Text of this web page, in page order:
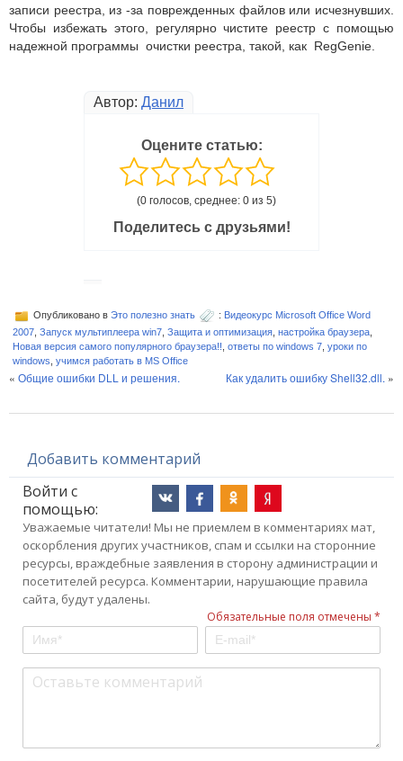
записи реестра, из -за поврежденных файлов или исчезнувших.
Чтобы избежать этого, регулярно чистите реестр с помощью
надежной программы очистки реестра, такой, как RegGenie.
Автор: Данил
Оцените статью:
(0 голосов, среднее: 0 из 5)
Поделитесь с друзьями!
Опубликовано в Это полезно знать : Видеокурс Microsoft Office Word
2007 Запуск мультиплеера win7 Защита и оптимизация настройка браузера
Новая версия самого популярного браузера!! ответы по windows 7 уроки по
windows учимся работать в MS Office
« Общие ошибки DLL и решения. Как удалить ошибку Shell32.dll. »
Добавить комментарий
Войти с
помощью:
Уважаемые читатели! Мы не приемлем в комментариях мат,
оскорбления других участников, спам и ссылки на сторонние
ресурсы, враждебные заявления в сторону администрации и
посетителей ресурса. Комментарии, нарушающие правила
сайта, будут удалены.
Обязательные поля отмечены *